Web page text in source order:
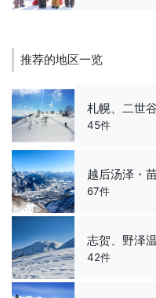
推荐的地区一览
札幌、二世
45件
越后汤泽・
67件
志贺、野泽
42件